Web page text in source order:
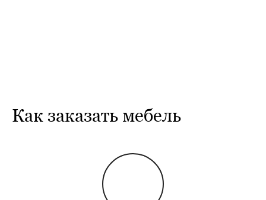
Как заказать мебель